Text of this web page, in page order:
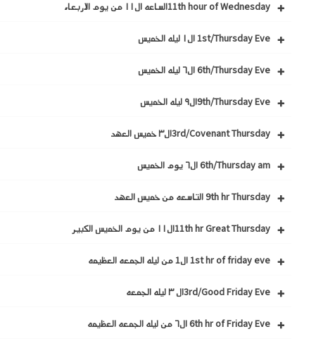
11th hour of Wednesdayالساعه ال١١ من يوم الاربعاء
1st/Thursday Eve ال١ ليله الخميس
6th/Thursday Eve ال٦ ليله الخميس
9th/Thursday Eveال٩ ليله الخميس
3rd/Covenant Thursdayال٣ خميس العهد
6th/Thursday am ال٦ يوم الخميس
9th hr Thursday التاسعه من خميس العهد
11th hr Great Thursdayال١١ من يوم الخميس الكبير
1st hr of friday eve ال1 من ليله الجمعه العظيمه
3rd/Good Friday Eveال ٣ ليله الجمعه
6th hr of Friday Eve ال٦ من ليله الجمعه العظيمه